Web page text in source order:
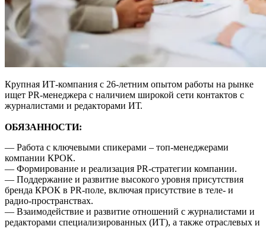
Крупная ИТ-компания с 26-летним опытом работы на рынке
ищет PR-менеджера с наличием широкой сети контактов с
журналистами и редакторами ИТ.
ОБЯЗАННОСТИ:
— Работа с ключевыми спикерами – топ-менеджерами
компании КРОК.
— Формирование и реализация PR-стратегии компании.
— Поддержание и развитие высокого уровня присутствия
бренда КРОК в PR-поле, включая присутствие в теле- и
радио-пространствах.
— Взаимодействие и развитие отношений с журналистами и
редакторами специализированных (ИТ), а также отраслевых и